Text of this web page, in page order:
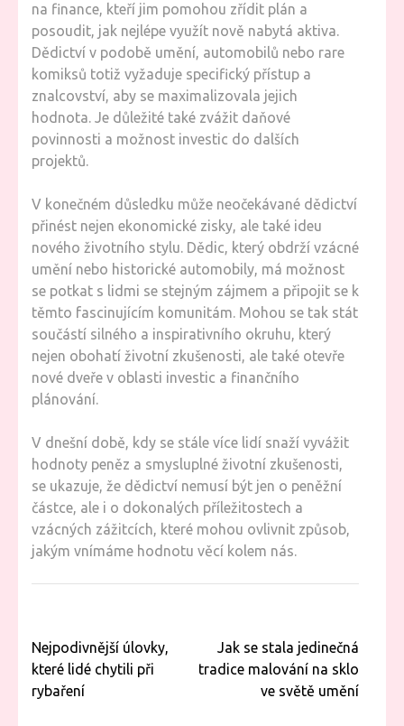
na finance, kteří jim pomohou zřídit plán a
posoudit, jak nejlépe využít nově nabytá aktiva.
Dědictví v podobě umění, automobilů nebo rare
komiksů totiž vyžaduje specifický přístup a
znalcovství, aby se maximalizovala jejich
hodnota. Je důležité také zvážit daňové
povinnosti a možnost investic do dalších
projektů.
V konečném důsledku může neočekávané dědictví
přinést nejen ekonomické zisky, ale také ideu
nového životního stylu. Dědic, který obdrží vzácné
umění nebo historické automobily, má možnost
se potkat s lidmi se stejným zájmem a připojit se k
těmto fascinujícím komunitám. Mohou se tak stát
součástí silného a inspirativního okruhu, který
nejen obohatí životní zkušenosti, ale také otevře
nové dveře v oblasti investic a finančního
plánování.
V dnešní době, kdy se stále více lidí snaží vyvážit
hodnoty peněz a smysluplné životní zkušenosti,
se ukazuje, že dědictví nemusí být jen o peněžní
částce, ale i o dokonalých příležitostech a
vzácných zážitcích, které mohou ovlivnit způsob,
jakým vnímáme hodnotu věcí kolem nás.
Navigace
pro
příspěvek
Nejpodivnější úlovky,
které lidé chytili při
rybaření
Jak se stala jedinečná
tradice malování na sklo
ve světě umění